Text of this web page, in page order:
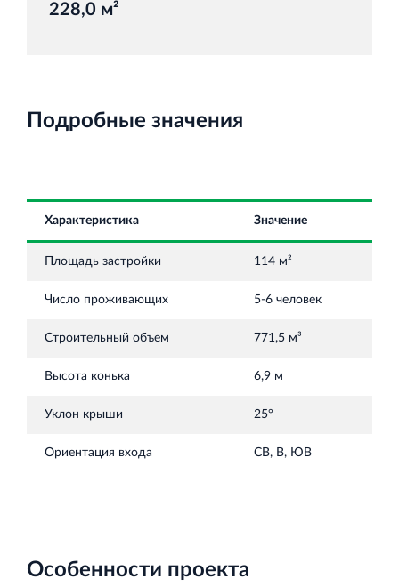
Научно‐исследовательский институт
Торговый комплекс НОРД в Кингисеппе
Современный торговый комплекс в центре города
Кингисепп
Испытательный комплекс ПКТИ
Многофункцинальный испытательный комплекс
Современный торговый комплекс в центре города
228,0 м²
Подробные значения
Характеристика Значение
Площадь застройки 114 м²
Число проживающих 5-6 человек
Строительный объем 771,5 м³
Высота конька 6,9 м
Уклон крыши 25°
Ориентация входа СВ, В, ЮВ
Особенности проекта